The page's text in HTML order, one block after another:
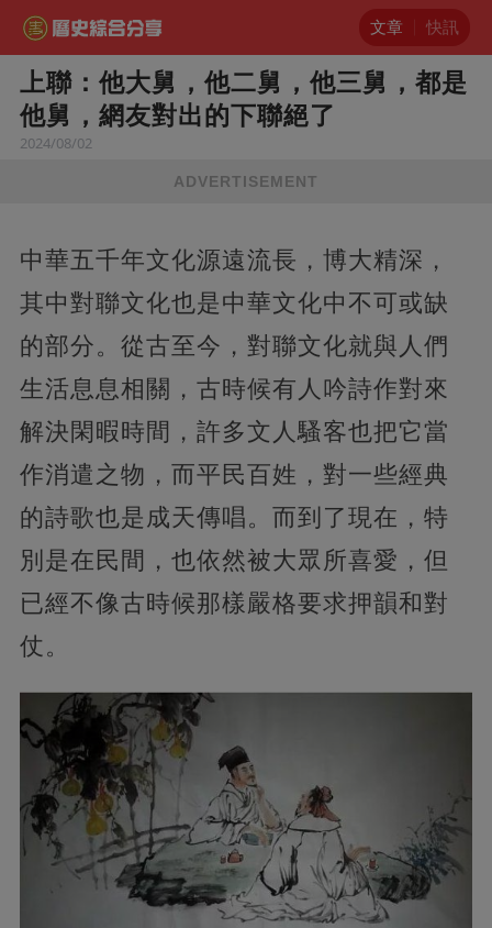
文章 快訊
上聯：他大舅，他二舅，他三舅，都是
他舅，網友對出的下聯絕了
2024/08/02
ADVERTISEMENT
中華五千年文化源遠流長，博大精深，
其中對聯文化也是中華文化中不可或缺
的部分。從古至今，對聯文化就與人們
生活息息相關，古時候有人吟詩作對來
解決閑暇時間，許多文人騷客也把它當
作消遣之物，而平民百姓，對一些經典
的詩歌也是成天傳唱。而到了現在，特
別是在民間，也依然被大眾所喜愛，但
已經不像古時候那樣嚴格要求押韻和對
仗。